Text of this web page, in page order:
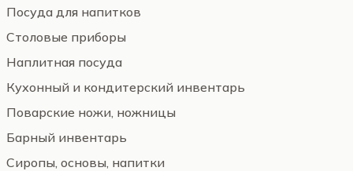
Посуда для напитков
Столовые приборы
Наплитная посуда
Кухонный и кондитерский инвентарь
Поварские ножи, ножницы
Барный инвентарь
Сиропы, основы, напитки